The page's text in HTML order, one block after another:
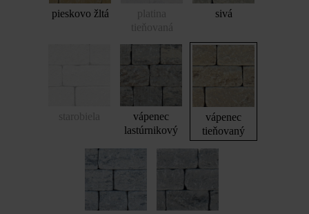
pieskovo žltá sivá
vápenec
lastúrnikový
vápenec
tieňovaný